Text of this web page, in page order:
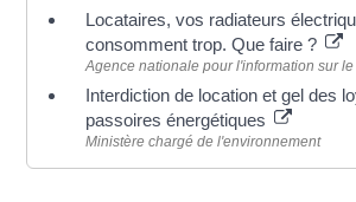
Locataires, vos radiateurs
consomment trop. Que faire ?
Agence nationale pour l'information sur
Interdiction de location et gel des
passoires énergétiques
Ministère chargé de l'environnement